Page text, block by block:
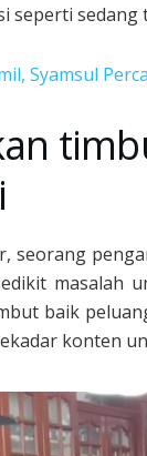
seperti
Syamsul
seorang
masalah
baik
konten